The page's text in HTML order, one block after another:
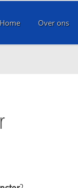
Home Over ons